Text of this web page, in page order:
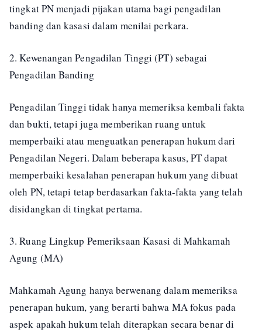
tingkat PN menjadi pijakan utama bagi pengadilan
banding dan kasasi dalam menilai perkara.
2. Kewenangan Pengadilan Tinggi (PT) sebagai
Pengadilan Banding
Pengadilan Tinggi tidak hanya memeriksa kembali fakta
dan bukti, tetapi juga memberikan ruang untuk
memperbaiki atau menguatkan penerapan hukum dari
Pengadilan Negeri. Dalam beberapa kasus, PT dapat
memperbaiki kesalahan penerapan hukum yang dibuat
oleh PN, tetapi tetap berdasarkan fakta-fakta yang telah
disidangkan di tingkat pertama.
3. Ruang Lingkup Pemeriksaan Kasasi di Mahkamah
Agung (MA)
Mahkamah Agung hanya berwenang dalam memeriksa
penerapan hukum, yang berarti bahwa MA fokus pada
aspek apakah hukum telah diterapkan secara benar di